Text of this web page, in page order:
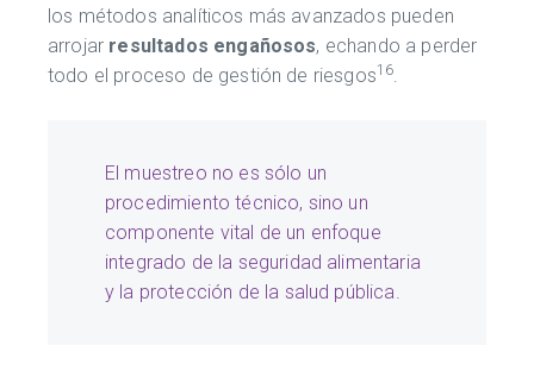
los métodos analíticos más avanzados pueden
arrojar resultados engañosos, echando a perder
todo el proceso de gestión de riesgos16.
El muestreo no es sólo un
procedimiento técnico, sino un
componente vital de un enfoque
integrado de la seguridad alimentaria
y la protección de la salud pública.